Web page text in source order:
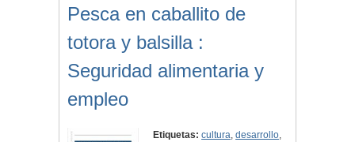
Pesca en caballito de
totora y balsilla :
Seguridad alimentaria y
empleo
Etiquetas: cultura,desarrollo,